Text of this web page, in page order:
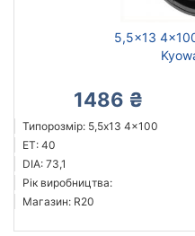
5,5x13
1486 ₴
Типорозмір: 5,5x13 4x100
ET: 40
DIA: 73,1
Рік виробництва:
Магазин: R20